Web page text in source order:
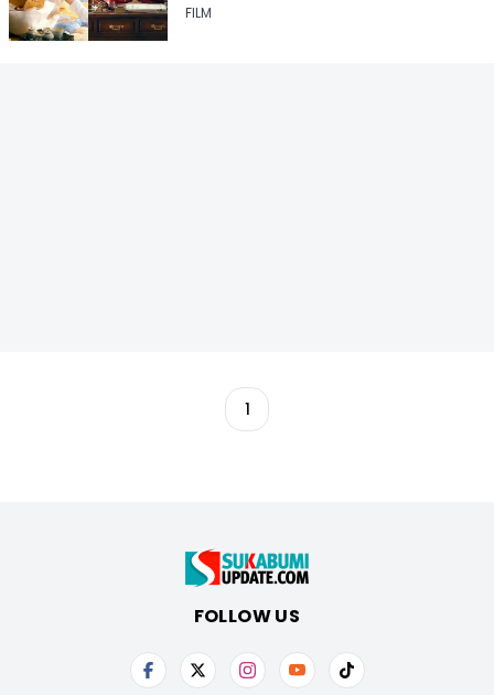
FILM
1
FOLLOW US